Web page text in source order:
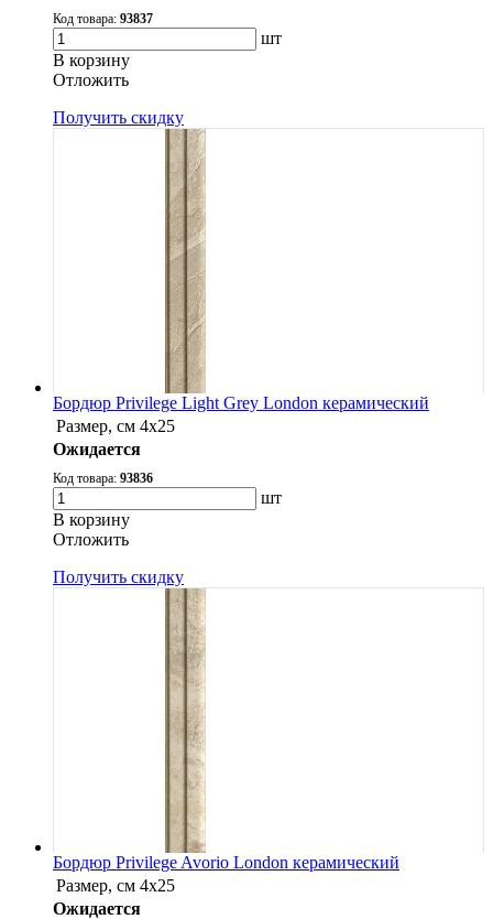
Код товара: 93837
шт
В корзину
Oтложить
Получить скидку
Бордюр Privilege Light Grey London керамический
Размер, см 4x25
Ожидается
Код товара: 93836
шт
В корзину
Oтложить
Получить скидку
Бордюр Privilege Avorio London керамический
Размер, см 4x25
Ожидается